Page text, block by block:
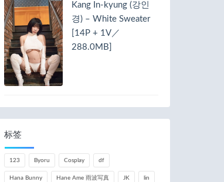
Kang In-kyung (강인
경) – White Sweater
[14P + 1V／
288.0MB]
标签
123 Byoru Cosplay df
Hana Bunny Hane Ame 雨波写真 JK lin